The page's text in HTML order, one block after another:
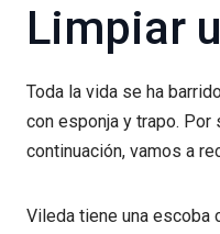
Limpiar
Toda la vida se ha
con esponja y trapo.
continuación, vamos a
Vileda tiene una escoba